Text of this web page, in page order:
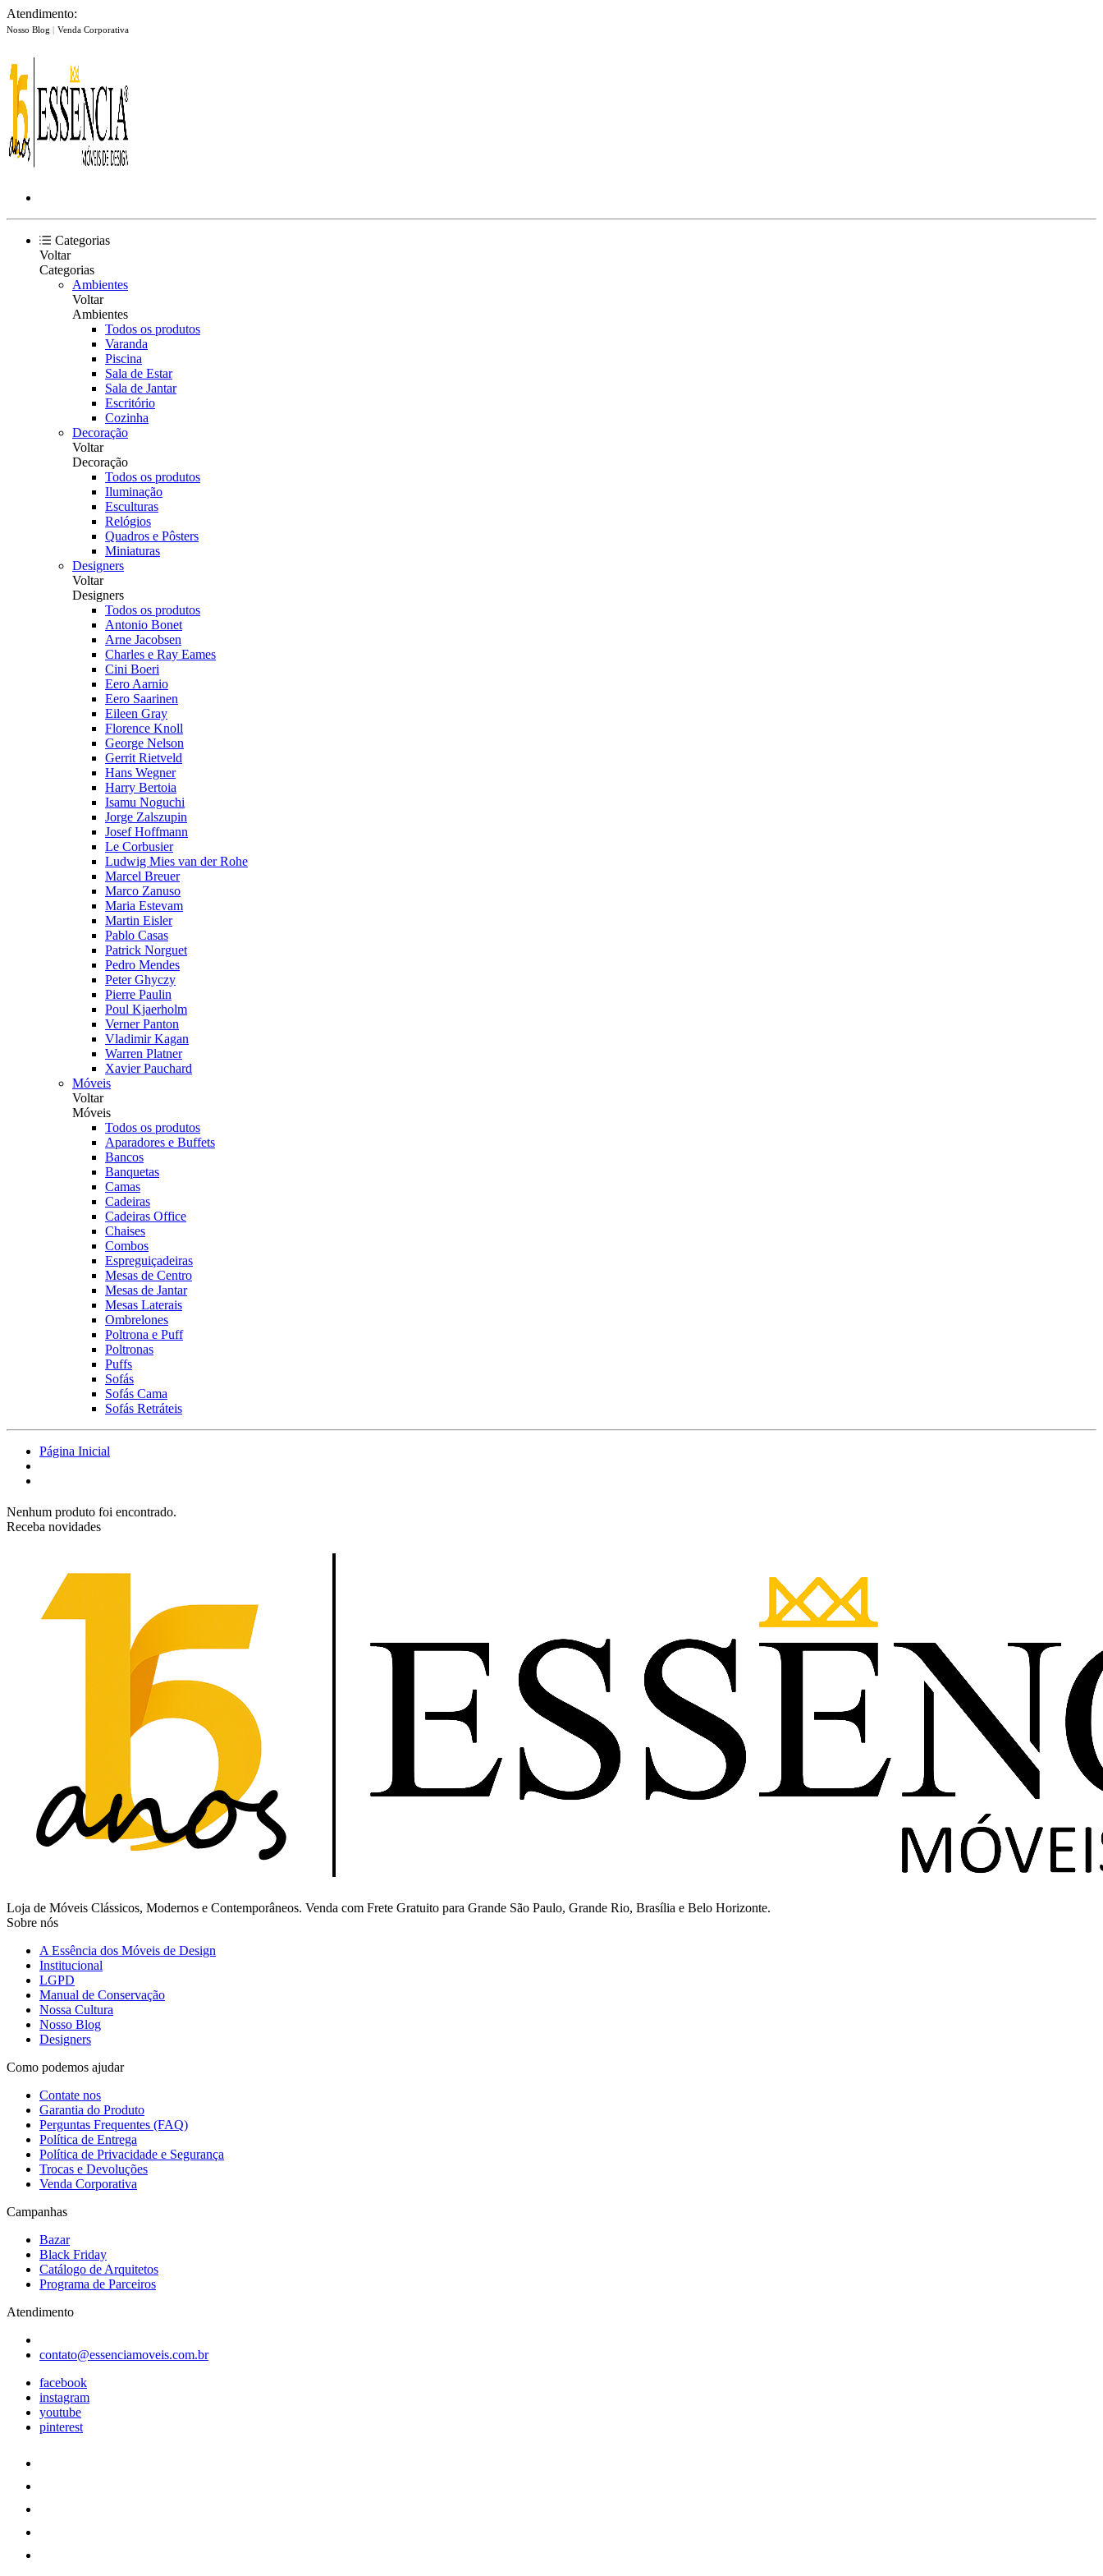
Atendimento:
Nosso Blog | Venda Corporativa
Categorias
Voltar
Categorias
Ambientes
Voltar
Ambientes
Todos os produtos
Varanda
Piscina
Sala de Estar
Sala de Jantar
Escritório
Cozinha
Decoração
Voltar
Decoração
Todos os produtos
Iluminação
Esculturas
Relógios
Quadros e Pôsters
Miniaturas
Designers
Voltar
Designers
Todos os produtos
Antonio Bonet
Arne Jacobsen
Charles e Ray Eames
Cini Boeri
Eero Aarnio
Eero Saarinen
Eileen Gray
Florence Knoll
George Nelson
Gerrit Rietveld
Hans Wegner
Harry Bertoia
Isamu Noguchi
Jorge Zalszupin
Josef Hoffmann
Le Corbusier
Ludwig Mies van der Rohe
Marcel Breuer
Marco Zanuso
Maria Estevam
Martin Eisler
Pablo Casas
Patrick Norguet
Pedro Mendes
Peter Ghyczy
Pierre Paulin
Poul Kjaerholm
Verner Panton
Vladimir Kagan
Warren Platner
Xavier Pauchard
Móveis
Voltar
Móveis
Todos os produtos
Aparadores e Buffets
Bancos
Banquetas
Camas
Cadeiras
Cadeiras Office
Chaises
Combos
Espreguiçadeiras
Mesas de Centro
Mesas de Jantar
Mesas Laterais
Ombrelones
Poltrona e Puff
Poltronas
Puffs
Sofás
Sofás Cama
Sofás Retráteis
Página Inicial
Nenhum produto foi encontrado.
Receba novidades
Loja de Móveis Clássicos, Modernos e Contemporâneos. Venda com Frete Gratuito para Grande São Paulo, Grande Rio, Brasília e Belo Horizonte.
Sobre nós
A Essência dos Móveis de Design
Institucional
LGPD
Manual de Conservação
Nossa Cultura
Nosso Blog
Designers
Como podemos ajudar
Contate nos
Garantia do Produto
Perguntas Frequentes (FAQ)
Política de Entrega
Política de Privacidade e Segurança
Trocas e Devoluções
Venda Corporativa
Campanhas
Bazar
Black Friday
Catálogo de Arquitetos
Programa de Parceiros
Atendimento
contato@essenciamoveis.com.br
facebook
instagram
youtube
pinterest